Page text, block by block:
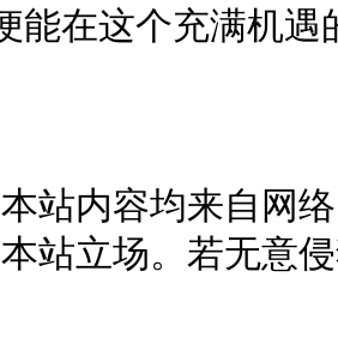
能在这个充满机
本站内容均来自网
站立场。若无意